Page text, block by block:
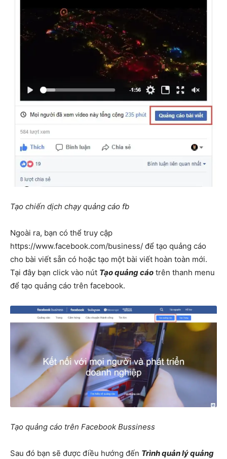
Tạo chiến dịch chạy quảng cáo fb
Ngoài ra, bạn có thể truy cập
https://www.facebook.com/business/ để tạo quảng cáo
cho bài viết sẵn có hoặc tạo một bài viết hoàn toàn mới.
Tại đây bạn click vào nút Tạo quảng cáo trên thanh menu
để tạo quảng cáo trên facebook.
Tạo quảng cáo trên Facebook Bussiness
Sau đó bạn sẽ được điều hướng đến Trình quản lý quảng